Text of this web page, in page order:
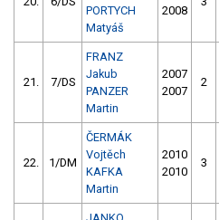
PORTYCH
Matyáš
2008
21. 7/DS
FRANZ
Jakub
PANZER
Martin
2007
2007
2
22. 1/DM
ČERMÁK
Vojtěch
KAFKA
Martin
2010
2010
3